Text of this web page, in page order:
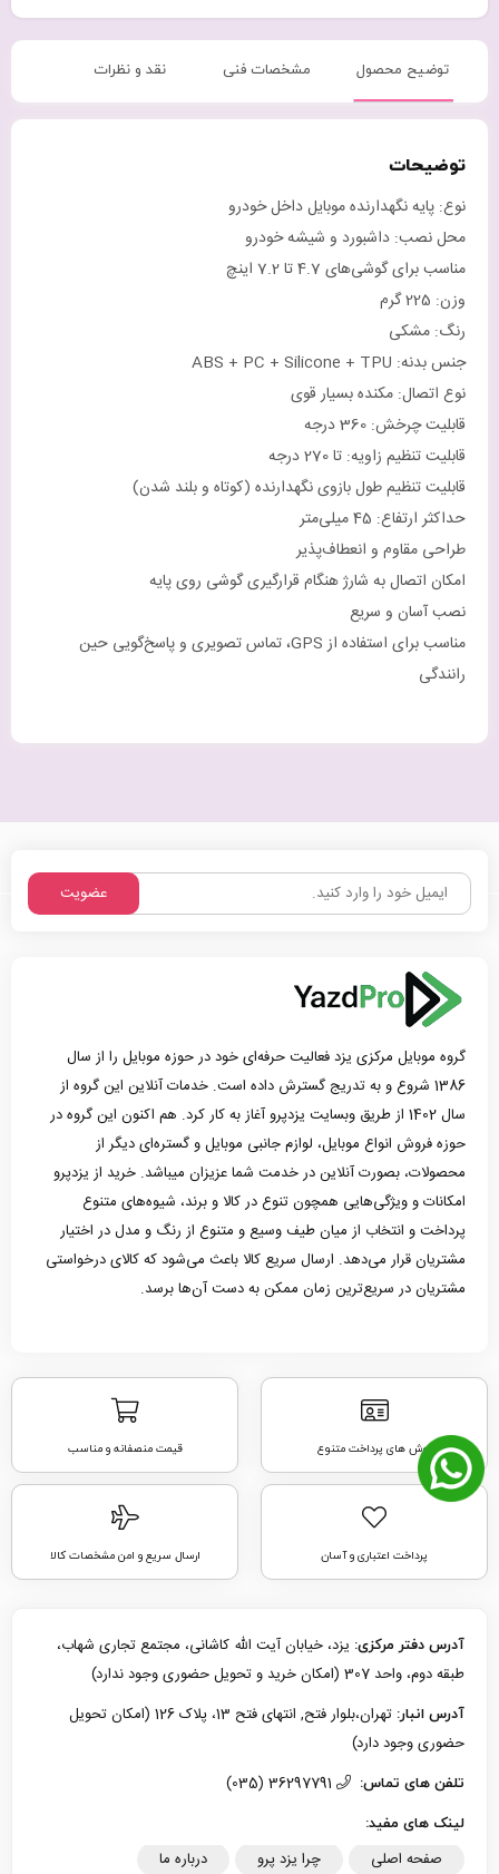
توضیح محصول مشخصات فنی نقد و نظرات
توضیحات
نوع: پایه نگهدارنده موبایل داخل خودرو
محل نصب: داشبورد و شیشه خودرو
مناسب برای گوشی‌های 4.7 تا 7.2 اینچ
وزن: 225 گرم
رنگ: مشکی
جنس بدنه: ABS + PC + Silicone + TPU
نوع اتصال: مکنده بسیار قوی
قابلیت چرخش: 360 درجه
قابلیت تنظیم زاویه: تا 270 درجه
قابلیت تنظیم طول بازوی نگهدارنده (کوتاه و بلند شدن)
حداکثر ارتفاع: 45 میلی‌متر
طراحی مقاوم و انعطاف‌پذیر
امکان اتصال به شارژ هنگام قرارگیری گوشی روی پایه
نصب آسان و سریع
مناسب برای استفاده از GPS، تماس تصویری و پاسخ‌گویی حین
رانندگی
عضویت
گروه موبایل مرکزی یزد فعالیت حرفه‌ای خود در حوزه موبایل را از سال
1386 شروع و به تدریج گسترش داده است. خدمات آنلاین این گروه از
سال 1402 از طریق وبسایت یزدپرو آغاز به کار کرد. هم اکنون این گروه در
حوزه فروش انواع موبایل، لوازم جانبی موبایل و گستره‌ای دیگر از
محصولات، بصورت آنلاین در خدمت شما عزیزان میباشد. خرید از یزدپرو
امکانات و ویژگی‌هایی همچون تنوع در کالا و برند، شیوه‌های متنوع
پرداخت و انتخاب از میان طیف وسیع و متنوع از رنگ و مدل در اختیار
مشتریان قرار می‌دهد. ارسال سریع کالا باعث می‌شود که کالای درخواستی
مشتریان در سریع‌ترین زمان ممکن به دست آن‌ها برسد.
روش های پرداخت متنوع قیمت منصفانه و مناسب
پرداخت اعتباری و آسان ارسال سریع و امن مشخصات کالا
آدرس دفتر مرکزی: یزد، خیابان آیت الله کاشانی، مجتمع تجاری شهاب،
طبقه دوم، واحد 307 (امکان خرید و تحویل حضوری وجود ندارد)
آدرس انبار:
تهران،بلوار فتح, انتهای فتح 13، پلاک 126 (امکان تحویل
حضوری وجود دارد)
تلفن های تماس:
لینک های مفید:
صفحه اصلی چرا یزد پرو درباره ما